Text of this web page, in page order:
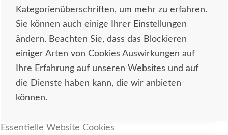
Kategorienüberschriften, um mehr zu erfahren.
Sie können auch einige Ihrer Einstellungen
ändern. Beachten Sie, dass das Blockieren
einiger Arten von Cookies Auswirkungen auf
Ihre Erfahrung auf unseren Websites und auf
die Dienste haben kann, die wir anbieten
können.
Essentielle Website Cookies